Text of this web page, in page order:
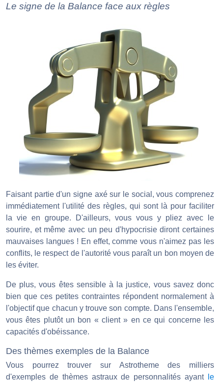
Le signe de la Balance face aux règles
Faisant partie d'un signe axé sur le social, vous comprenez
immédiatement l'utilité des règles, qui sont là pour faciliter
la vie en groupe. D'ailleurs, vous vous y pliez avec le
sourire, et même avec un peu d'hypocrisie diront certaines
mauvaises langues ! En effet, comme vous n'aimez pas les
conflits, le respect de l'autorité vous paraît un bon moyen de
les éviter.
De plus, vous êtes sensible à la justice, vous savez donc
bien que ces petites contraintes répondent normalement à
l'objectif que chacun y trouve son compte. Dans l'ensemble,
vous êtes plutôt un bon « client » en ce qui concerne les
capacités d'obéissance.
Des thèmes exemples de la Balance
Vous pourrez trouver sur Astrotheme des milliers
d'exemples de thèmes astraux de personnalités ayant
le